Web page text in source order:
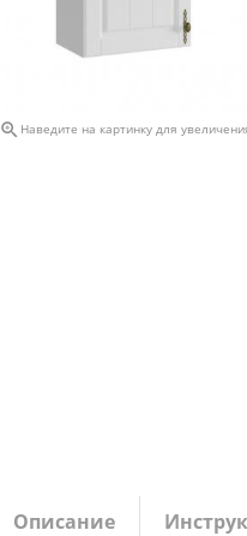
 Наведите на картинку для
Описание